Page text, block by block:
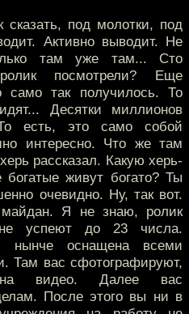
под молотки, под
Активно выводит. Не
там уже там... Сто
посмотрели? Еще
само так получилось. То
Десятки миллионов
есть, это само собой
интересно. Что же там
рассказал. Какую херь-
живут богато? Ты
очевидно. Ну, так вот.
Я не знаю, ролик
не успеют до 23 числа.
нынче оснащена всеми
Там вас сфотографируют,
видео. Далее вас
После этого вы ни в